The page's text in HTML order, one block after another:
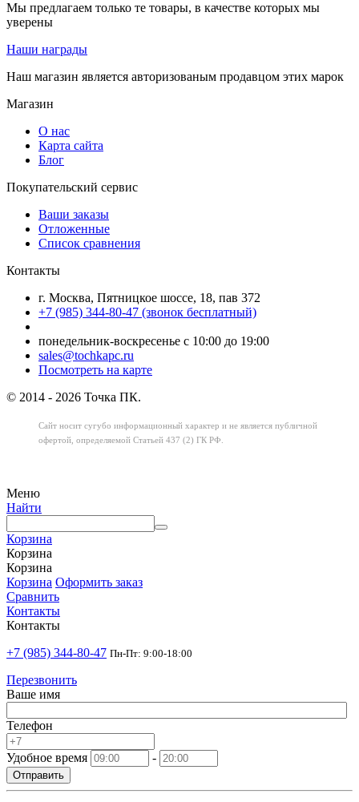
Мы предлагаем только те товары, в качестве которых мы
уверены
Наши награды
Наш магазин является авторизованым продавцом этих марок
Магазин
О нас
Карта сайта
Блог
Покупательский сервис
Ваши заказы
Отложенные
Список сравнения
Контакты
г. Москва, Пятницкое шоссе, 18, пав 372
+7 (985) 344-80-47 (звонок бесплатный)
понедельник-воскресенье с 10:00 до 19:00
sales@tochkapc.ru
Посмотреть на карте
© 2014 - 2026 Точка ПК.
Сайт носит сугубо информационный характер и не является публичной
офертой, определяемой Статьей 437 (2) ГК РФ.
Меню
Найти
Корзина
Корзина
Корзина
Корзина Оформить заказ
Сравнить
Контакты
Контакты
+7 (985) 344-80-47 Пн-Пт: 9:00-18:00
Перезвонить
Ваше имя
Телефон
Удобное время -
Отправить